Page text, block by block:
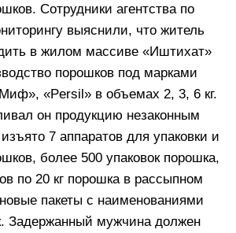
Сотрудники агентства по
выяснили, что житель
в жилом массиве «Иштихат»
порошков под марками
«Persil» в объемах 2, 3, 6 кг.
он продукцию незаконным
7 аппаратов для упаковки и
более 500 упаковок порошка,
по 20 кг порошка в рассыпном
пакеты с наименованиями
Задержанный мужчина должен